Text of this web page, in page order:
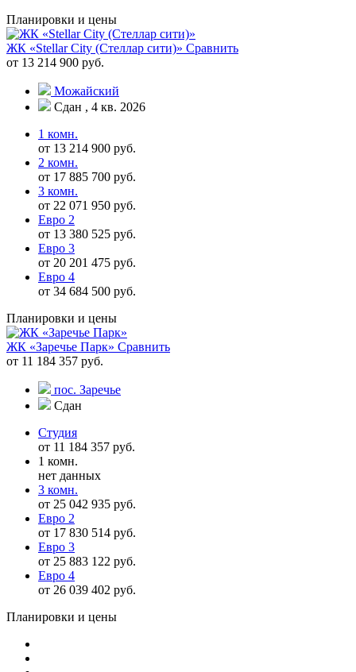
Планировки и цены
ЖК «Stellar City (Стеллар сити)» Сравнить
от 13 214 900 руб.
Можайский
Сдан , 4 кв. 2026
1 комн.
от 13 214 900 руб.
2 комн.
от 17 885 700 руб.
3 комн.
от 22 071 950 руб.
Евро 2
от 13 380 525 руб.
Евро 3
от 20 201 475 руб.
Евро 4
от 34 684 500 руб.
Планировки и цены
ЖК «Заречье Парк» Сравнить
от 11 184 357 руб.
пос. Заречье
Сдан
Студия
от 11 184 357 руб.
1 комн.
нет данных
3 комн.
от 25 042 935 руб.
Евро 2
от 17 830 514 руб.
Евро 3
от 25 883 122 руб.
Евро 4
от 26 039 402 руб.
Планировки и цены